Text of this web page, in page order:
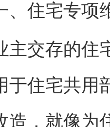
宅专项维
存的住宅
于住宅共用
造，就像为